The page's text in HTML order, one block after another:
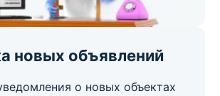
новых объявлений
о новых объектах